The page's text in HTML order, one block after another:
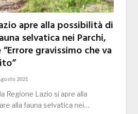
apre alla possibilità di
selvatica nei Parchi,
gravissimo che va
2021
Regione Lazio si apre alla
alla fauna selvatica nei…